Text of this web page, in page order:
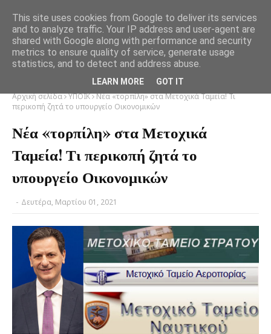
Αρχική σελίδα ΥΠΟΙΚ Νέα «τορπίλη» στα Μετοχικά Ταμεία! Τι
περικοπή ζητά το υπουργείο Οικονομικών
Νέα «τορπίλη» στα Μετοχικά
Ταμεία! Τι περικοπή ζητά το
υπουργείο Οικονομικών
- Δευτέρα, Μαρτίου 01, 2021
This site uses cookies from Google to deliver its services
and to analyze traffic. Your IP address and user-agent are
shared with Google along with performance and security
metrics to ensure quality of service, generate usage
statistics, and to detect and address abuse.
LEARN MORE GOT IT